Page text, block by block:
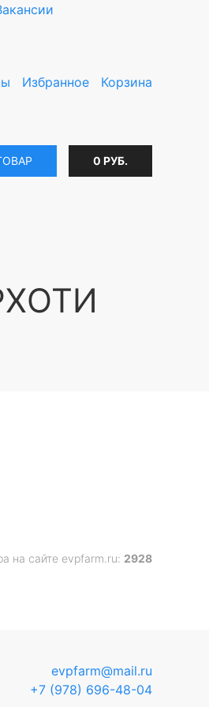
Избранное Корзина
0 РУБ.
на сайте evpfarm.ru: 2928
evpfarm@mail.ru
+7 (978) 696-48-04